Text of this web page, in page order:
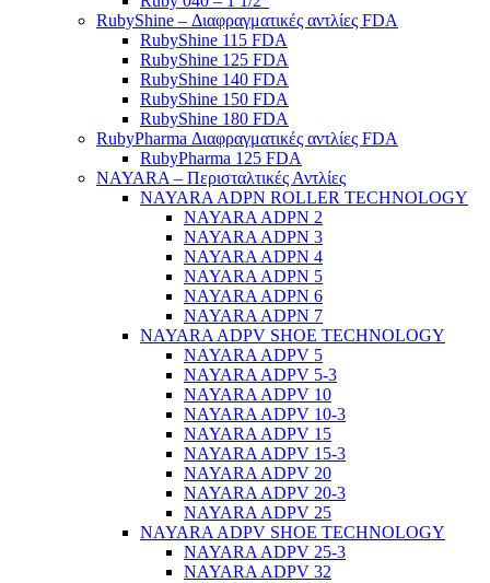
RubyShine – Διαφραγματικές αντλίες FDA
RubyShine 115 FDA
RubyShine 125 FDA
RubyShine 140 FDA
RubyShine 150 FDA
RubyShine 180 FDA
RubyPharma Διαφραγματικές αντλίες FDA
RubyPharma 125 FDA
NAYARA – Περισταλτικές Αντλίες
NAYARA ADPN ROLLER TECHNOLOGY
NAYARA ADPN 2
NAYARA ADPN 3
NAYARA ADPN 4
NAYARA ADPN 5
NAYARA ADPN 6
NAYARA ADPN 7
NAYARA ADPV SHOE TECHNOLOGY
NAYARA ADPV 5
NAYARA ADPV 5-3
NAYARA ADPV 10
NAYARA ADPV 10-3
NAYARA ADPV 15
NAYARA ADPV 15-3
NAYARA ADPV 20
NAYARA ADPV 20-3
NAYARA ADPV 25
NAYARA ADPV SHOE TECHNOLOGY
NAYARA ADPV 25-3
NAYARA ADPV 32